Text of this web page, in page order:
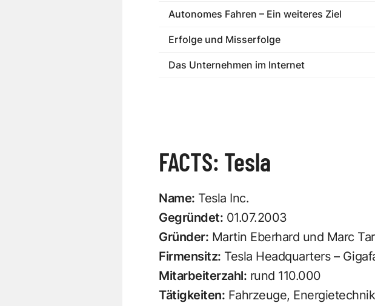
Autonomes Fahren – Ein weiteres Ziel
Erfolge und Misserfolge
Das Unternehmen im Internet
FACTS: Tesla
Name: Tesla Inc.
Gegründet: 01.07.2003
Gründer: Martin Eberhard und Marc
Firmensitz: Tesla Headquarters –
Mitarbeiterzahl: rund 110.000
Tätigkeiten: Fahrzeuge, Energietechnik